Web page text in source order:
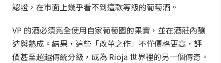
認證，在市面上幾乎看不到這款等級的葡萄酒。
VP 的酒必須完全使用自家葡萄園的果實，並在酒莊內釀
造與熟成。結果，這些「改革之作」不僅價格更高，評
價甚至超越傳統分級，成為 Rioja 世界裡的另一個傳奇。